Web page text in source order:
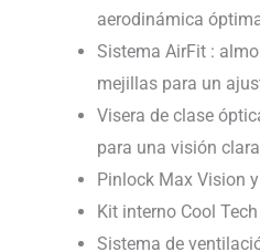
aerodinámica
Sistema AirFit :
mejillas para un
Visera de clase
para una visión
Pinlock Max Vision
Kit interno Cool
Sistema de